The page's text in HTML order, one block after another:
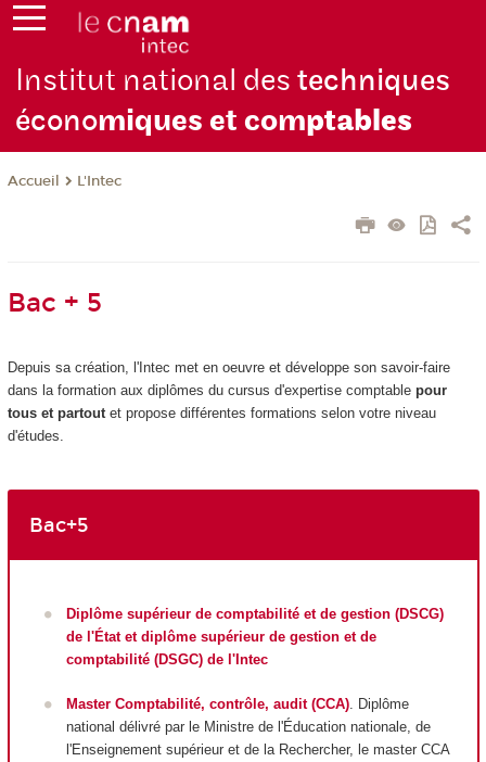
Institut national destechniques
économiques et comptables
Accueil L'Intec
Bac + 5
Depuis sa création, l'Intec met en oeuvre et développe son savoir-faire
dans la formation aux diplômes du cursus d'expertise comptable pour
tous et partoutet propose différentes formations selon votre niveau
d'études.
Bac+5
Diplôme supérieur de comptabilité et de gestion (DSCG)
de l'État et diplôme supérieur de gestion et de
comptabilité (DSGC) de l'Intec
Master Comptabilité, contrôle, audit (CCA). Diplôme
national délivré par le Ministre de l'Éducation nationale, de
l'Enseignement supérieur et de la Rechercher, le master CCA